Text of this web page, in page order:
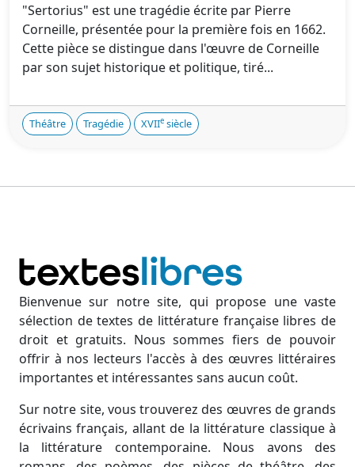
"Sertorius" est une tragédie écrite par Pierre
Corneille, présentée pour la première fois en 1662.
Cette pièce se distingue dans l'œuvre de Corneille
par son sujet historique et politique, tiré...
Théâtre Tragédie XVIIe siècle
Bienvenue sur notre site, qui propose une vaste
sélection de textes de littérature française libres de
droit et gratuits. Nous sommes fiers de pouvoir
offrir à nos lecteurs l'accès à des œuvres littéraires
importantes et intéressantes sans aucun coût.
Sur notre site, vous trouverez des œuvres de grands
écrivains français, allant de la littérature classique à
la littérature contemporaine. Nous avons des